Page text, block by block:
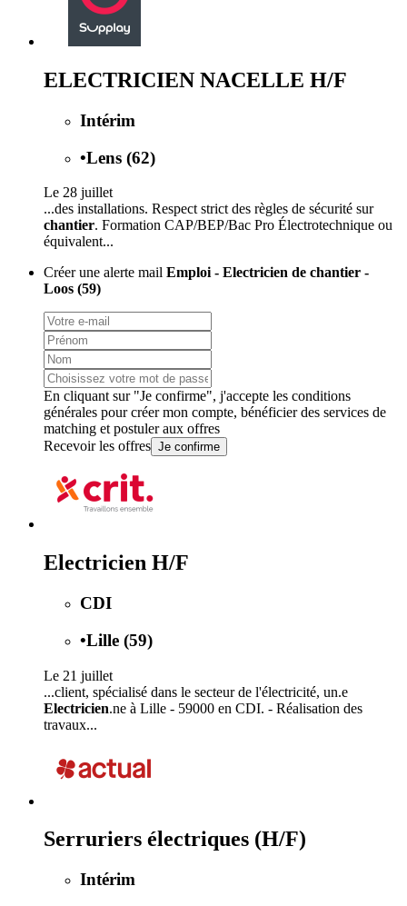
ELECTRICIEN NACELLE H/F
Intérim
•Lens (62)
Le 28 juillet
...des installations. Respect strict des règles de sécurité sur
chantier. Formation CAP/BEP/Bac Pro Électrotechnique ou
équivalent...
Créer une alerte mail Emploi - Electricien de chantier -
Loos (59)
En cliquant sur "Je confirme", j'accepte les conditions
générales pour créer mon compte, bénéficier des services de
matching et postuler aux offres
Recevoir les offres Je confirme
Electricien H/F
CDI
•Lille (59)
Le 21 juillet
...client, spécialisé dans le secteur de l'électricité, un.e
Electricien.ne à Lille - 59000 en CDI. - Réalisation des
travaux...
Serruriers électriques (H/F)
Intérim